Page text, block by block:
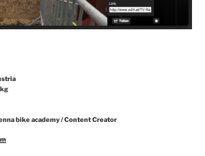
bike academy / Content Creator